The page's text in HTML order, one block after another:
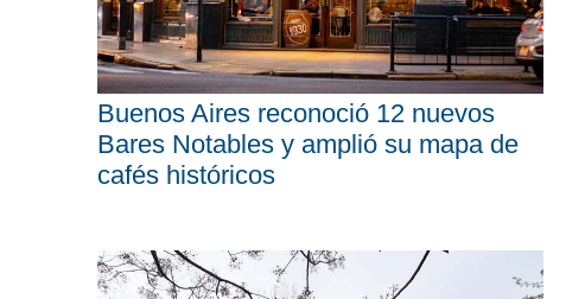
Buenos Aires reconoció 12 nuevos
Bares Notables y amplió su mapa de
cafés históricos